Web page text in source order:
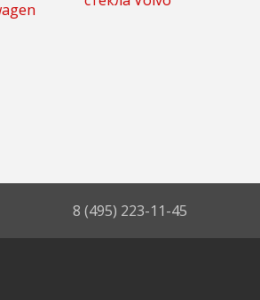
8 (495) 223-11-45